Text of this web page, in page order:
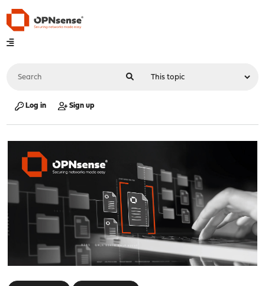
Log in Sign up